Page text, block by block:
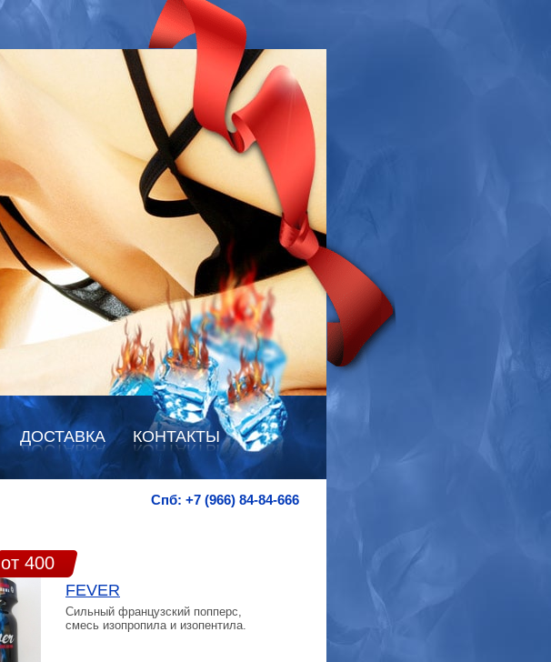
ДОСТАВКА КОНТАКТЫ
Спб: +7 (966) 84-84-666
от 400
FEVER
Сильный французский попперс,
смесь изопропила и изопентила.